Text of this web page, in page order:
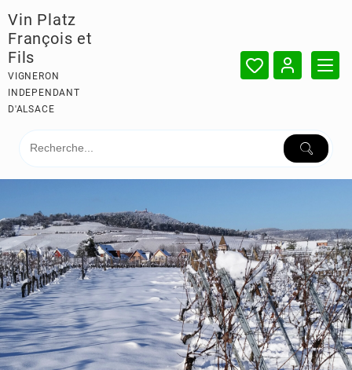
content
Vin Platz
François et
Fils
VIGNERON
INDEPENDANT
D'ALSACE